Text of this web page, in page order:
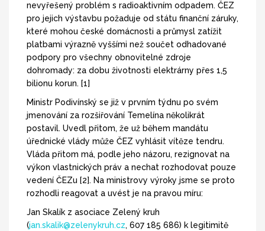
nevyřešený problém s radioaktivním odpadem. ČEZ
pro jejich výstavbu požaduje od státu finanční záruky,
které mohou české domácnosti a průmysl zatížit
platbami výrazně vyššími než součet odhadované
podpory pro všechny obnovitelné zdroje
dohromady: za dobu životnosti elektrárny přes 1,5
bilionu korun. [1]
Ministr Podivínský se již v prvním týdnu po svém
jmenování za rozšiřování Temelína několikrát
postavil. Uvedl přitom, že už během mandátu
úřednické vlády může ČEZ vyhlásit vítěze tendru.
Vláda přitom má, podle jeho názoru, rezignovat na
výkon vlastnických práv a nechat rozhodovat pouze
vedení ČEZu [2]. Na ministrovy výroky jsme se proto
rozhodli reagovat a uvést je na pravou míru:
Jan Skalík z asociace Zelený kruh
(jan.skalik@zelenykruh.cz, 607 185 686) k legitimitě